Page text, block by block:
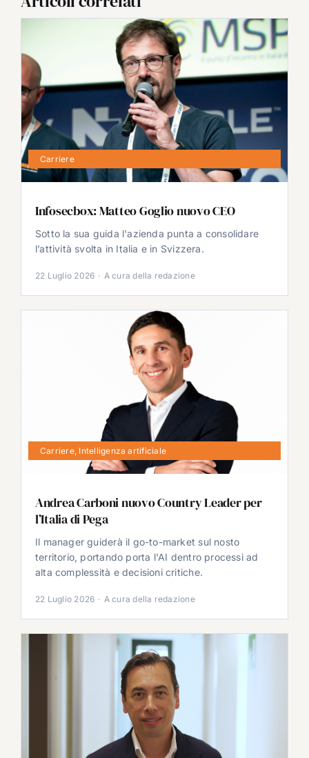
Carriere
Infosecbox: Matteo Goglio nuovo CEO
Sotto la sua guida l'azienda punta a consolidare
l’attività svolta in Italia e in Svizzera.
22 Luglio 2026 · A cura della redazione
Carriere, Intelligenza artificiale
Andrea Carboni nuovo Country Leader per
l’Italia di Pega
Il manager guiderà il go-to-market sul nosto
territorio, portando porta l'AI dentro processi ad
alta complessità e decisioni critiche.
22 Luglio 2026 · A cura della redazione